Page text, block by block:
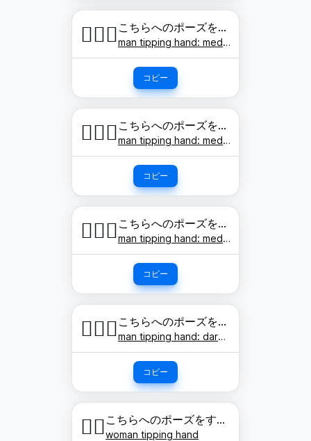
💁🏼‍♂️ こちらへのポーズをする男性: やや明るい肌色
man tipping hand: medium-light skin tone
コピー
💁🏽‍♂️ こちらへのポーズをする男性: 肌色
man tipping hand: medium skin tone
コピー
💁🏾‍♂️ こちらへのポーズをする男性: やや濃い肌色
man tipping hand: medium-dark skin tone
コピー
💁🏿‍♂️ こちらへのポーズをする男性: 濃い肌色
man tipping hand: dark skin tone
コピー
💁‍♀️ こちらへのポーズをする女性
woman tipping hand